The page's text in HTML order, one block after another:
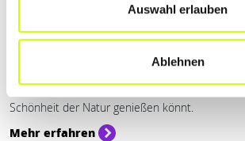
Auswahl erlauben
Ablehnen
ausgesucht, bei denen ihr nicht nur das tolle
Schönheit der Natur genießen könnt.
Mehr erfahren